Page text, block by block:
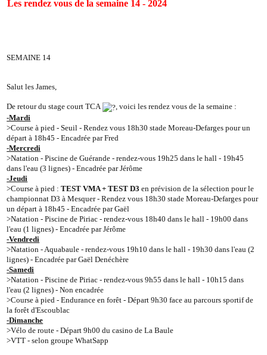
Les rendez vous de la semaine 14 - 2024
SEMAINE 14
Salut les James,
De retour du stage court TCA
, voici les rendez vous de la semaine :
-Mardi
>Course à pied - Seuil - Rendez vous 18h30 stade Moreau-Defarges pour un
départ à 18h45 - Encadrée par Fred
-Mercredi
>Natation - Piscine de Guérande - rendez-vous 19h25 dans le hall - 19h45
dans l'eau (3 lignes) - Encadrée par Jérôme
-Jeudi
>Course à pied :TEST VMA + TEST D3 en prévision de la sélection pour le
championnat D3 à Mesquer - Rendez vous 18h30 stade Moreau-Defarges pour
un départ à 18h45 - Encadrée par Gaël
>Natation - Piscine de Piriac - rendez-vous 18h40 dans le hall - 19h00 dans
l'eau (1 lignes) - Encadrée par Jérôme
-Vendredi
>Natation - Aquabaule - rendez-vous 19h10 dans le hall - 19h30 dans l'eau (2
lignes) - Encadrée par Gaël Denéchère
-Samedi
>Natation - Piscine de Piriac - rendez-vous 9h55 dans le hall - 10h15 dans
l'eau (2 lignes) - Non encadrée
>Course à pied - Endurance en forêt - Départ 9h30 face au parcours sportif de
la forêt d'Escoublac
-Dimanche
>Vélo de route - Départ 9h00 du casino de La Baule
>VTT - selon groupe WhatSapp